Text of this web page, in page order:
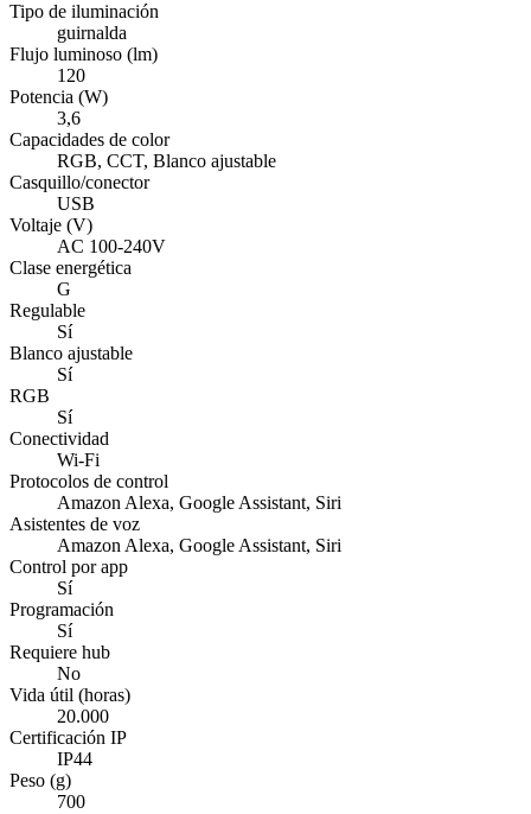
Tipo de iluminación
guirnalda
Flujo luminoso (lm)
120
Potencia (W)
3,6
Capacidades de color
RGB, CCT, Blanco ajustable
Casquillo/conector
USB
Voltaje (V)
AC 100-240V
Clase energética
G
Regulable
Sí
Blanco ajustable
Sí
RGB
Sí
Conectividad
Wi-Fi
Protocolos de control
Amazon Alexa, Google Assistant, Siri
Asistentes de voz
Amazon Alexa, Google Assistant, Siri
Control por app
Sí
Programación
Sí
Requiere hub
No
Vida útil (horas)
20.000
Certificación IP
IP44
Peso (g)
700